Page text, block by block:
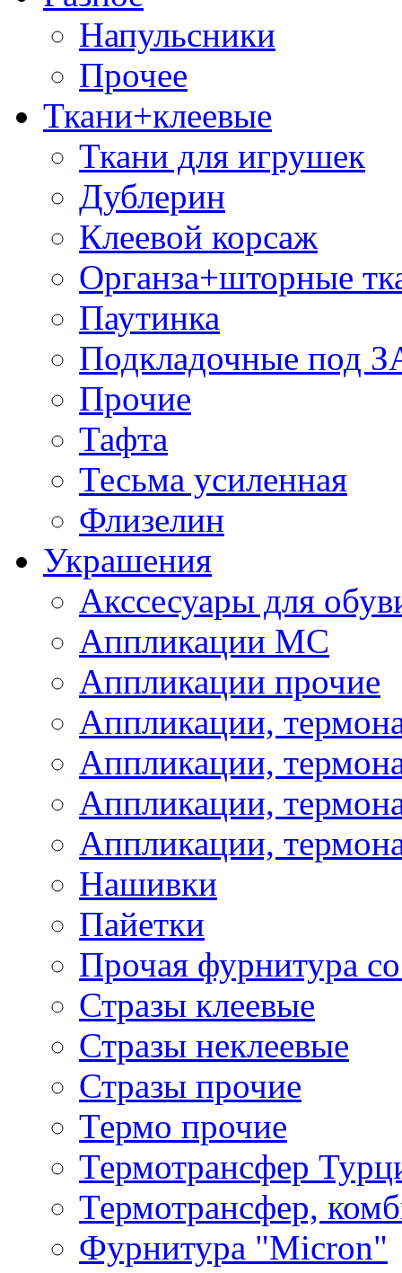
Напульсники
Прочее
Ткани+клеевые
Ткани для игрушек
Дублерин
Клеевой корсаж
Органза+шторные
Паутинка
Подкладочные под
Прочие
Тафта
Тесьма усиленная
Флизелин
Украшения
Акссесуары для
Аппликации МС
Аппликации прочие
Аппликации,
Аппликации,
Аппликации,
Аппликации,
Нашивки
Пайетки
Прочая фурнитура
Стразы клеевые
Стразы неклеевые
Стразы прочие
Термо прочие
Термотрансфер
Термотрансфер,
Фурнитура "Micron"